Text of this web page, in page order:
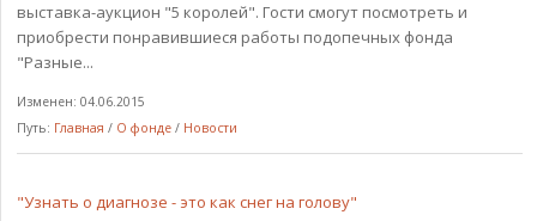
выставка-аукцион "5 королей". Гости смогут посмотреть и
приобрести понравившиеся работы подопечных фонда
"Разные...
Изменен: 04.06.2015
Путь: Главная / О фонде / Новости
"Узнать о диагнозе - это как снег на голову"